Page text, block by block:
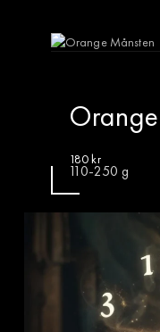
180kr
110-250 g